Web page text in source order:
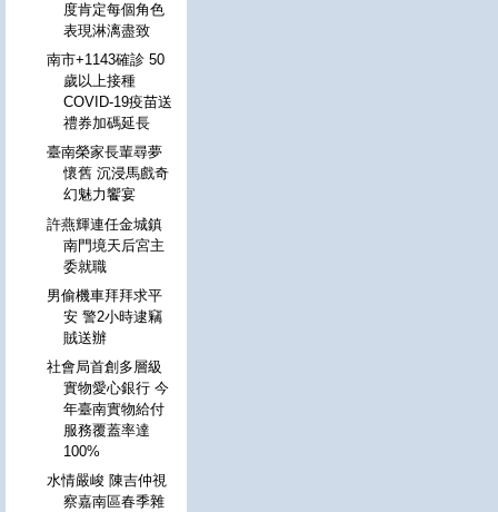
度肯定每個角色
表現淋漓盡致
南市+1143確診 50
歲以上接種
COVID-19疫苗送
禮券加碼延長
臺南榮家長輩尋夢
懷舊 沉浸馬戲奇
幻魅力饗宴
許燕輝連任金城鎮
南門境天后宮主
委就職
男偷機車拜拜求平
安 警2小時逮竊
賊送辦
社會局首創多層級
實物愛心銀行 今
年臺南實物給付
服務覆蓋率達
100%
水情嚴峻 陳吉仲視
察嘉南區春季雜